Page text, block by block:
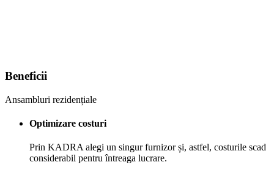
Beneficii
Ansambluri rezidențiale
Optimizare costuri
Prin KADRA alegi un singur furnizor și, astfel, costurile scad
considerabil pentru întreaga lucrare.